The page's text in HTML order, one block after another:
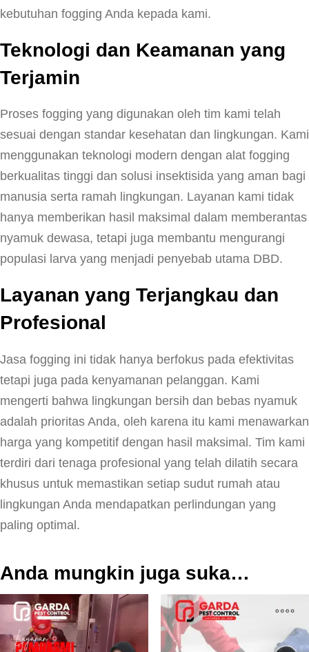
kebutuhan fogging Anda kepada kami.
Teknologi dan Keamanan yang
Terjamin
Proses fogging yang digunakan oleh tim kami telah
sesuai dengan standar kesehatan dan lingkungan. Kami
menggunakan teknologi modern dengan alat fogging
berkualitas tinggi dan solusi insektisida yang aman bagi
manusia serta ramah lingkungan. Layanan kami tidak
hanya memberikan hasil maksimal dalam memberantas
nyamuk dewasa, tetapi juga membantu mengurangi
populasi larva yang menjadi penyebab utama DBD.
Layanan yang Terjangkau dan
Profesional
Jasa fogging ini tidak hanya berfokus pada efektivitas
tetapi juga pada kenyamanan pelanggan. Kami
mengerti bahwa lingkungan bersih dan bebas nyamuk
adalah prioritas Anda, oleh karena itu kami menawarkan
harga yang kompetitif dengan hasil maksimal. Tim kami
terdiri dari tenaga profesional yang telah dilatih secara
khusus untuk memastikan setiap sudut rumah atau
lingkungan Anda mendapatkan perlindungan yang
paling optimal.
Anda mungkin juga suka…